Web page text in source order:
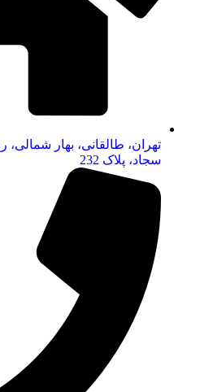
تهران، طالقانی، بهار شمالی،
سجاد، پلاک 232